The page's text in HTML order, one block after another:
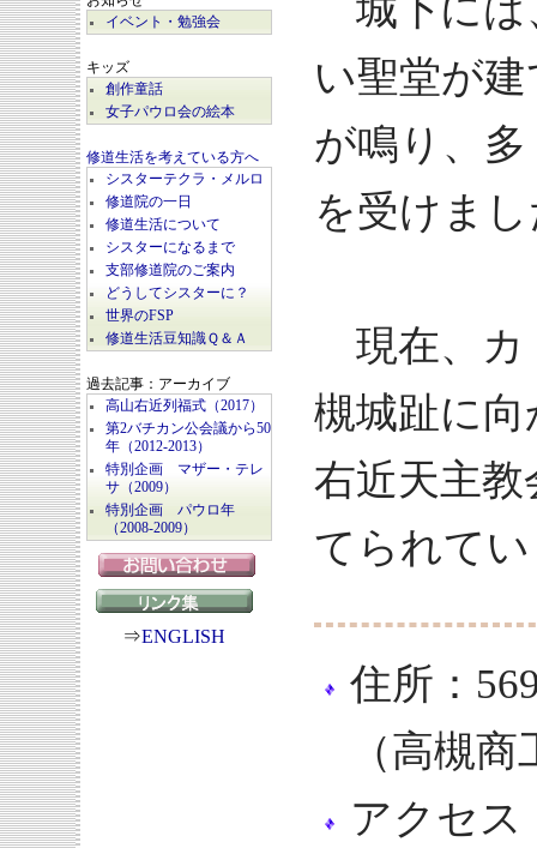
イベント・勉強会
キッズ
創作童話
女子パウロ会の絵本
修道生活を考えている方へ
シスターテクラ・メルロ
修道院の一日
修道生活について
シスターになるまで
支部修道院のご案内
どうしてシスターに？
世界のFSP
修道生活豆知識Ｑ＆Ａ
過去記事：アーカイブ
高山右近列福式（2017）
第2バチカン公会議から50
年（2012-2013）
特別企画 マザー・テレ
サ（2009）
特別企画 パウロ年
（2008-2009）
⇒ENGLISH
城下には
い聖堂が
が鳴り、
を受けま
現在、カ
槻城趾に
右近天主
てられて
住所：
（高槻
アクセス